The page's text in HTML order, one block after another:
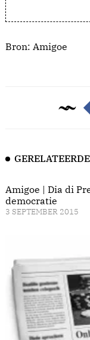
Bron: Amigoe
Amigoe | Dia di
democratie
3 SEPTEMBER 2015